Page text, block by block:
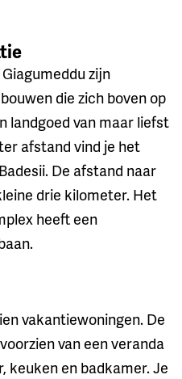
zijn
die zich boven op
landgoed van maar liefst
afstand vind je het
De afstand naar
drie kilometer. Het
heeft een
vakantiewoningen. De
van een veranda
keuken en badkamer. Je